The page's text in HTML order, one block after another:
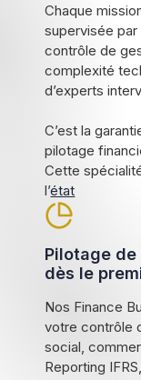
Chaque
supervisée
contrôle de
complexité
d’experts
C’est la
pilotage
Cette
l’état
Pilotage
dès le
Nos Finance
votre contrôle
social,
Reporting